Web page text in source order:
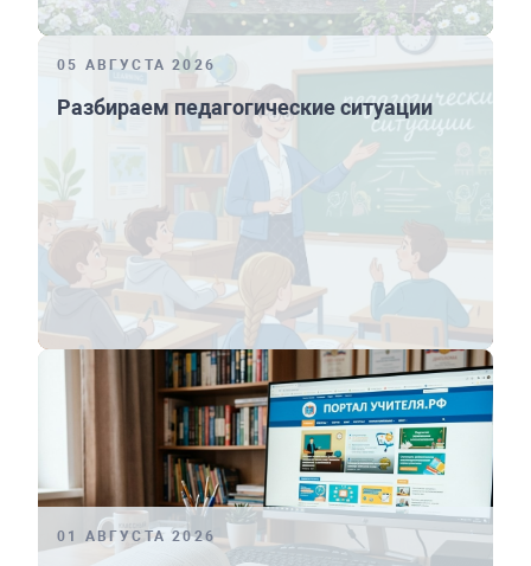
05 АВГУСТА 2026
Разбираем педагогические ситуации
01 АВГУСТА 2026